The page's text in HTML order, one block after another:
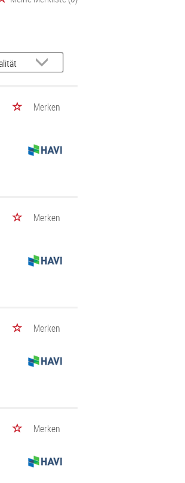
Merken
Merken
Merken
Merken